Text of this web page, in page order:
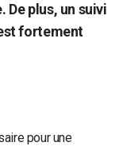
De plus, un suivi
fortement
pour une